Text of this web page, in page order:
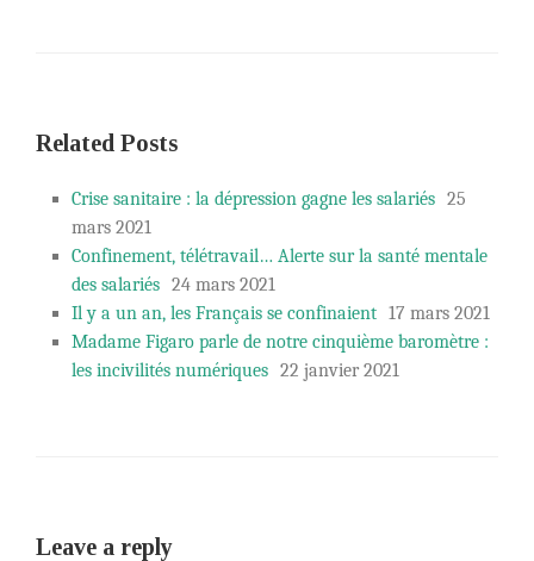
Related Posts
Crise sanitaire : la dépression gagne les salariés 25
mars 2021
Confinement, télétravail… Alerte sur la santé mentale
des salariés 24 mars 2021
Il y a un an, les Français se confinaient 17 mars 2021
Madame Figaro parle de notre cinquième baromètre :
les incivilités numériques 22 janvier 2021
Leave a reply